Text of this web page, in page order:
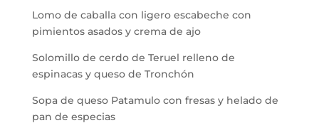
Lomo de caballa con ligero escabeche con
pimientos asados y crema de ajo
Solomillo de cerdo de Teruel relleno de
espinacas y queso de Tronchón
Sopa de queso Patamulo con fresas y helado de
pan de especias